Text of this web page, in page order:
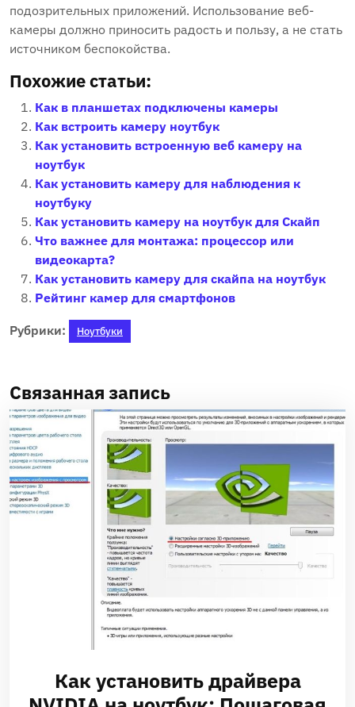
подозрительных приложений. Использование веб-
камеры должно приносить радость и пользу, а не стать
источником беспокойства.
Похожие статьи:
Как в планшетах подключены камеры
Как встроить камеру ноутбук
Как установить встроенную веб камеру на
ноутбук
Как установить камеру для наблюдения к
ноутбуку
Как установить камеру на ноутбук для Скайп
Что важнее для монтажа: процессор или
видеокарта?
Как установить камеру для скайпа на ноутбук
Рейтинг камер для смартфонов
Рубрики: Ноутбуки
Связанная запись
Как установить драйвера